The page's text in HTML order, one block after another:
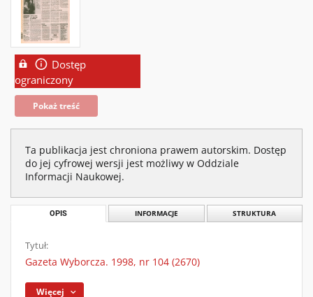
Dostęp
ograniczony
Pokaż treść
Ta publikacja jest chroniona prawem autorskim. Dostęp
do jej cyfrowej wersji jest możliwy w Oddziale
Informacji Naukowej.
OPIS INFORMACJE STRUKTURA
Tytuł:
Gazeta Wyborcza. 1998, nr 104 (2670)
Więcej